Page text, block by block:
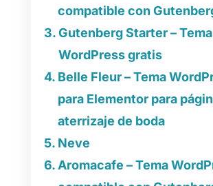
compatible con
Gutenberg Starter – Tema
WordPress gratis
Belle Fleur – Tema
para Elementor para
aterrizaje de boda
Neve
Aromacafe – Tema